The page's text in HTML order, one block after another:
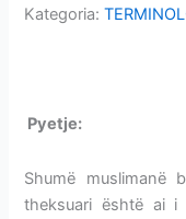
Kategoria:
Pyetje:
Shumë muslimanë
theksuari është ai i